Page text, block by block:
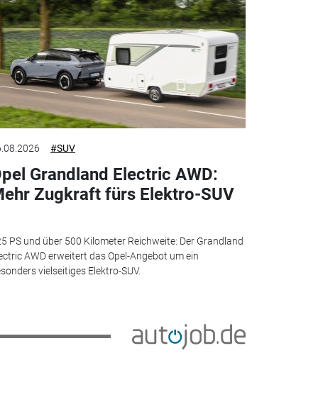
#SUV
Grandland Electric AWD:
Zugkraft fürs Elektro-SUV
PS und über 500 Kilometer Reichweite: Der Grandland
AWD erweitert das Opel-Angebot um ein
vielseitiges Elektro-SUV.